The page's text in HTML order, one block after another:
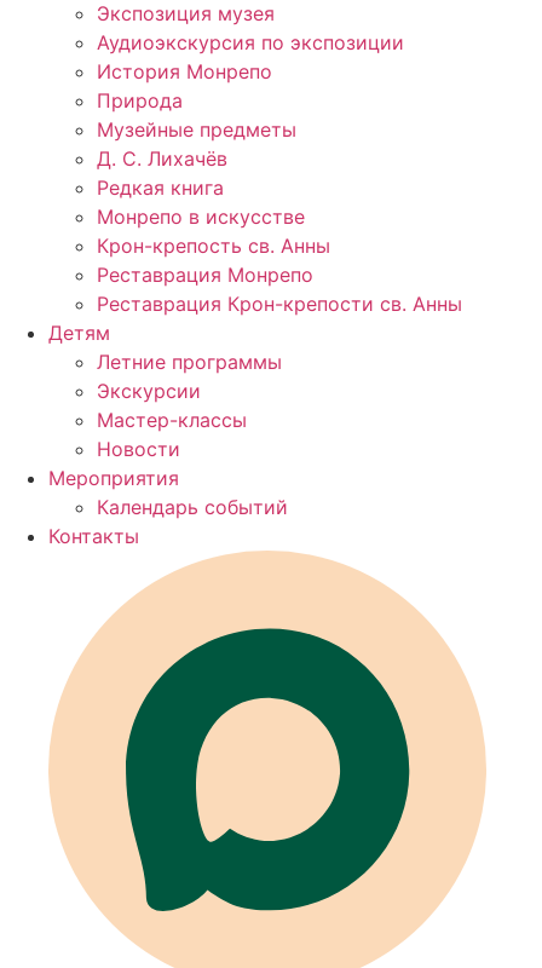
Экспозиция музея
Аудиоэкскурсия по экспозиции
История Монрепо
Природа
Музейные предметы
Д. С. Лихачёв
Редкая книга
Монрепо в искусстве
Крон-крепость св. Анны
Реставрация Монрепо
Реставрация Крон-крепости св. Анны
Детям
Летние программы
Экскурсии
Мастер-классы
Новости
Мероприятия
Календарь событий
Контакты